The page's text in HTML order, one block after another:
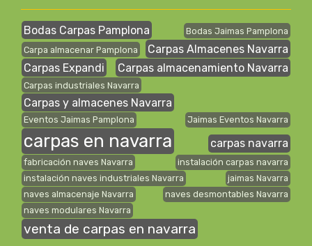
Bodas Carpas Pamplona
Bodas Jaimas Pamplona
Carpa almacenar Pamplona
Carpas Almacenes Navarra
Carpas Expandi
Carpas almacenamiento Navarra
Carpas industriales Navarra
Carpas y almacenes Navarra
Eventos Jaimas Pamplona Jaimas Eventos Navarra
carpas en navarra carpas navarra
fabricación naves Navarra
instalación carpas navarra
instalación naves industriales Navarra
jaimas Navarra
naves almacenaje Navarra
naves desmontables Navarra
naves modulares Navarra
venta de carpas en navarra